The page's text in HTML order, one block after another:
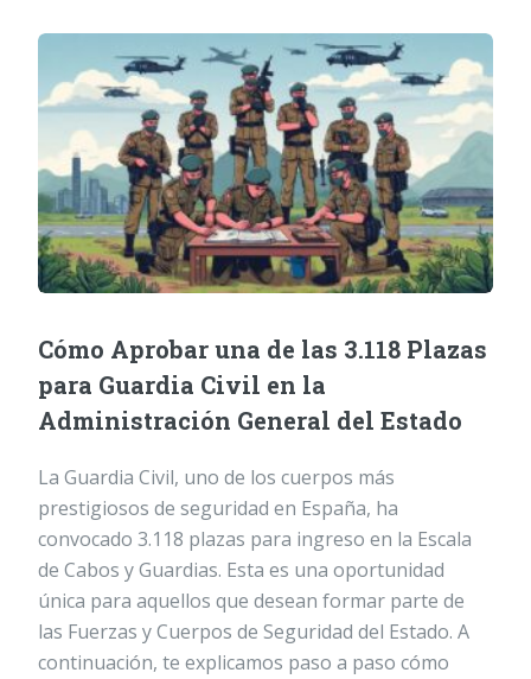
Cómo Aprobar una de las 3.118 Plazas
para Guardia Civil en la
Administración General del Estado
La Guardia Civil, uno de los cuerpos más
prestigiosos de seguridad en España, ha
convocado 3.118 plazas para ingreso en la Escala
de Cabos y Guardias. Esta es una oportunidad
única para aquellos que desean formar parte de
las Fuerzas y Cuerpos de Seguridad del Estado. A
continuación, te explicamos paso a paso cómo